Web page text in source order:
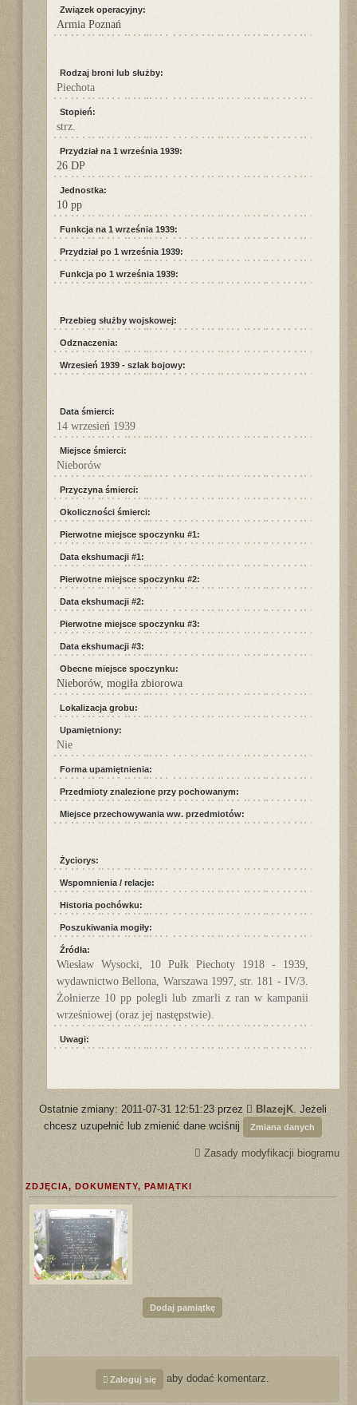
Związek operacyjny:
Armia Poznań
Rodzaj broni lub służby:
Piechota
Stopień:
strz.
Przydział na 1 września 1939:
26 DP
Jednostka:
10 pp
Funkcja na 1 września 1939:
Przydział po 1 września 1939:
Funkcja po 1 września 1939:
Przebieg służby wojskowej:
Odznaczenia:
Wrzesień 1939 - szlak bojowy:
Data śmierci:
14 wrzesień 1939
Miejsce śmierci:
Nieborów
Przyczyna śmierci:
Okoliczności śmierci:
Pierwotne miejsce spoczynku #1:
Data ekshumacji #1:
Pierwotne miejsce spoczynku #2:
Data ekshumacji #2:
Pierwotne miejsce spoczynku #3:
Data ekshumacji #3:
Obecne miejsce spoczynku:
Nieborów, mogiła zbiorowa
Lokalizacja grobu:
Upamiętniony:
Nie
Forma upamiętnienia:
Przedmioty znalezione przy pochowanym:
Miejsce przechowywania ww. przedmiotów:
Życiorys:
Wspomnienia / relacje:
Historia pochówku:
Poszukiwania mogiły:
Źródła:
Wiesław Wysocki, 10 Pułk Piechoty 1918 - 1939,
wydawnictwo Bellona, Warszawa 1997, str. 181 - IV/3.
Żołnierze 10 pp polegli lub zmarli z ran w kampanii
wrześniowej (oraz jej następstwie).
Uwagi:
Ostatnie zmiany: 2011-07-31 12:51:23 przez BlazejK. Jeżeli
chcesz uzupełnić lub zmienić dane wciśnij
Zmiana danych
Zasady modyfikacji biogramu
ZDJĘCIA, DOKUMENTY, PAMIĄTKI
Dodaj pamiątkę
Zaloguj się aby dodać komentarz.